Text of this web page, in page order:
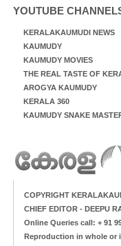
YOUTUBE
KERALAKAUMUDI NEWS
KAUMUDY
KAUMUDY MOVIES
THE REAL TASTE OF
AROGYA KAUMUDY
KERALA 360
KAUMUDY SNAKE
COPYRIGHT
CHIEF EDITOR - DEEPU
Online Queries call: + 91
Reproduction in whole or